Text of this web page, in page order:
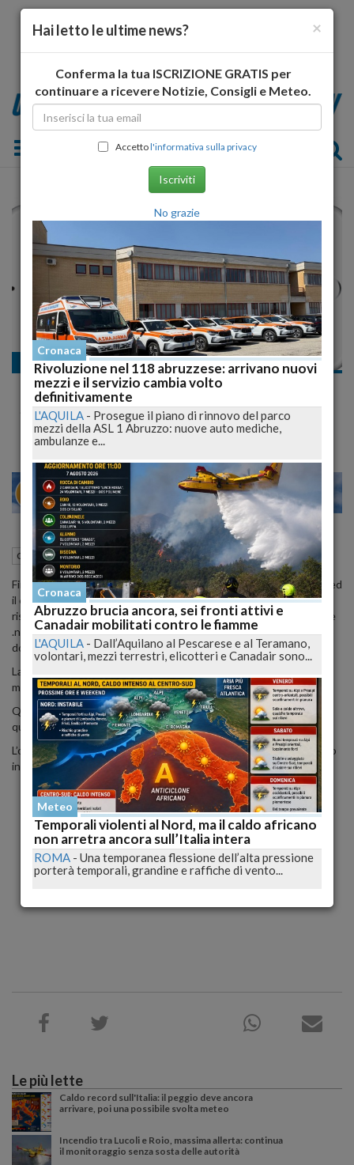
Toggle navigation
Cronaca nazionale
iPhone 6s e 6s Plus e 6c, Finalmente il
Sensore da 12Mpx e Miglior Ottica
MILANO 28 30
Cronaca nazionale 24 Agosto 2015 11:35
Finalmente daCupertino,dopo ben 3 versioni diiPhone,il 5 il 5s ed
il 6/6 Plus, con praticamente la stessa fotocamera (stessa
risoluzione del sensore ma ottica ed elettronica sempre migliorate
.ndr), pare che i nuovi modelli, il 6s, il 6s Plus ed anche il 6c saranno
dotati di una nuova fotocamera dalla risoluzione migliorata.
La fotocamera dei due nuovi iPhone potrebbe essere da 12
megapixel, con lenti a cinque elementi e un sensore più grande.
Queste tre novità dovrebbero migliorare considerevolmente la
qualità delle foto anche rispetto agli attuali modelli.
L’obiettivo diAppleè anche quello di migliorare la qualità delle foto
in condizioni di poca luce.
Le più lette
Caldo record sull'Italia: il peggio deve ancora
arrivare, poi una possibile svolta meteo
Incendio tra Lucoli e Roio, massima allerta: continua
il monitoraggio senza sosta delle autorità
×
Hai letto le ultime news?
Conferma la tua ISCRIZIONE GRATIS per
continuare a ricevere Notizie, Consigli e Meteo.
Accettol'informativa sulla privacy
Iscriviti
No grazie
Cronaca
Rivoluzione nel 118 abruzzese: arrivano nuovi
mezzi e il servizio cambia volto
definitivamente
L'AQUILA - Prosegue il piano di rinnovo del parco
mezzi della ASL 1 Abruzzo: nuove auto mediche,
ambulanze e...
Cronaca
Abruzzo brucia ancora, sei fronti attivi e
Canadair mobilitati contro le fiamme
L'AQUILA - Dall’Aquilano al Pescarese e al Teramano,
volontari, mezzi terrestri, elicotteri e Canadair sono...
Meteo
Temporali violenti al Nord, ma il caldo africano
non arretra ancora sull’Italia intera
ROMA - Una temporanea flessione dell’alta pressione
porterà temporali, grandine e raffiche di vento...